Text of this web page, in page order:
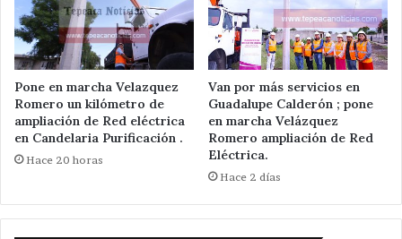
Pone en marcha Velazquez
Romero un kilómetro de
ampliación de Red eléctrica
en Candelaria Purificación .
Hace 20 horas
Van por más servicios en
Guadalupe Calderón ; pone
en marcha Velázquez
Romero ampliación de Red
Eléctrica.
Hace 2 días